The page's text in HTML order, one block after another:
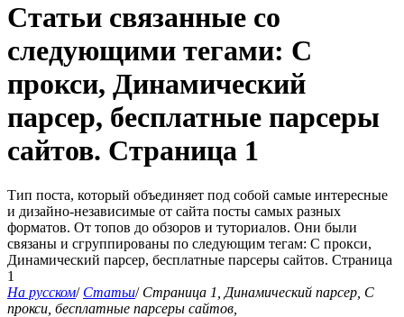
Статьи связанные со
следующими тегами: С
прокси, Динамический
парсер, бесплатные парсеры
сайтов. Страница 1
Тип поста, который объединяет под собой самые интересные
и дизайно-независимые от сайта посты самых разных
форматов. От топов до обзоров и туториалов. Они были
связаны и сгруппированы по следующим тегам: С прокси,
Динамический парсер, бесплатные парсеры сайтов. Страница
1
На русском/ Статьи/ Страница 1, Динамический парсер, С
прокси, бесплатные парсеры сайтов,